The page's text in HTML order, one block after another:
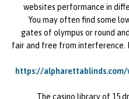
websites performance in
You may often find some
gates of olympus or round
fair and free from interference.
https://alpharettablinds.com/
The casino library of 15